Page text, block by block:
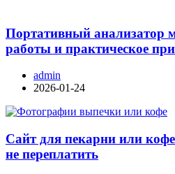
Портативный анализатор
работы и практическое
admin
2026-01-24
Сайт для пекарни или
не переплатить